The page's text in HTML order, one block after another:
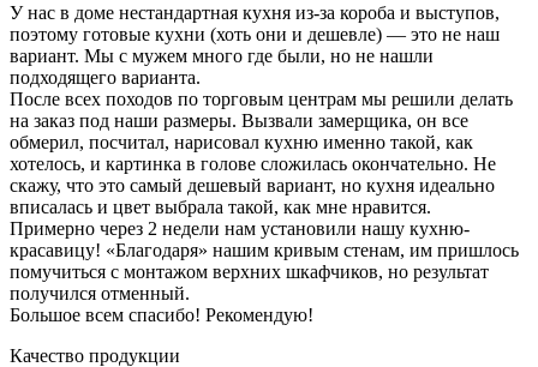
У нас в доме нестандартная кухня из-за короба и выступов,
поэтому готовые кухни (хоть они и дешевле) — это не наш
вариант. Мы с мужем много где были, но не нашли
подходящего варианта.
После всех походов по торговым центрам мы решили делать
на заказ под наши размеры. Вызвали замерщика, он все
обмерил, посчитал, нарисовал кухню именно такой, как
хотелось, и картинка в голове сложилась окончательно. Не
скажу, что это самый дешевый вариант, но кухня идеально
вписалась и цвет выбрала такой, как мне нравится.
Примерно через 2 недели нам установили нашу кухню-
красавицу! «Благодаря» нашим кривым стенам, им пришлось
помучиться с монтажом верхних шкафчиков, но результат
получился отменный.
Большое всем спасибо! Рекомендую!
Качество продукции